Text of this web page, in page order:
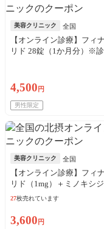
美容クリニック 全国
【オンライン診療】フィ
リド 28錠（1か月分）※診
4,500 円
男性限定
美容クリニック 全国
【オンライン診療】フィ
リド（1mg）＋ミノキシ
レット（5mg）30日分※初
27枚売れています
3,600 円